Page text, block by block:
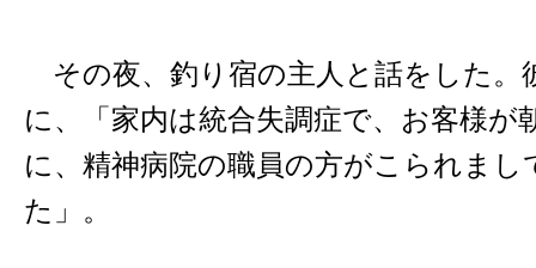
その夜、釣り宿の主人と話をした。
に、「家内は統合失調症で、お客様が
に、精神病院の職員の方がこられまし
た」。